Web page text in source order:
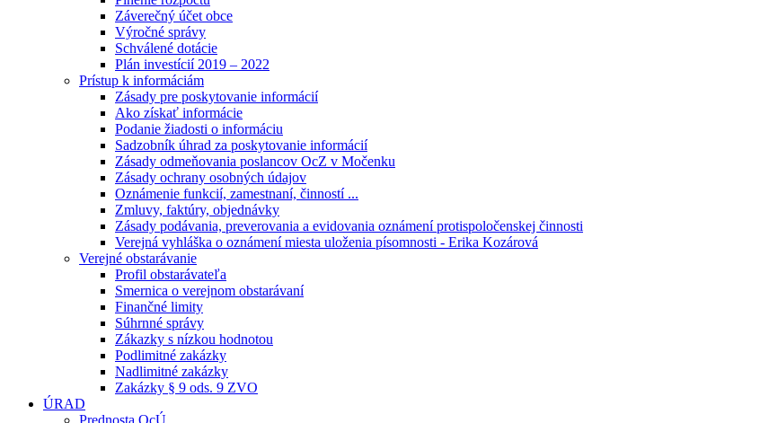
Záverečný účet obce
Výročné správy
Schválené dotácie
Plán investícií 2019 – 2022
Prístup k informáciám
Zásady pre poskytovanie informácií
Ako získať informácie
Podanie žiadosti o informáciu
Sadzobník úhrad za poskytovanie informácií
Zásady odmeňovania poslancov OcZ v Močenku
Zásady ochrany osobných údajov
Oznámenie funkcií, zamestnaní, činností ...
Zmluvy, faktúry, objednávky
Zásady podávania, preverovania a evidovania oznámení protispoločenskej činnosti
Verejná vyhláška o oznámení miesta uloženia písomnosti - Erika Kozárová
Verejné obstarávanie
Profil obstarávateľa
Smernica o verejnom obstarávaní
Finančné limity
Súhrnné správy
Zákazky s nízkou hodnotou
Podlimitné zakázky
Nadlimitné zakázky
Zakázky § 9 ods. 9 ZVO
ÚRAD
Prednosta OcÚ